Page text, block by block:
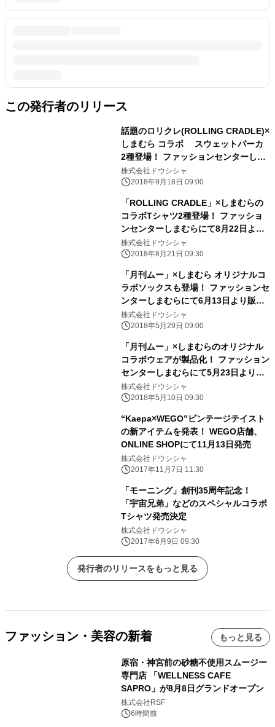
この発行者のリリース
話題のロリクレ(ROLLING CRADLE)×
しまむら コラボ スウェットパーカ
2種登場！ ファッションセンターしま
むらにて9月19日より販売開始
株式会社ドウシシャ
2018年9月18日 09:00
「ROLLING CRADLE」×しまむらの
コラボTシャツ2種登場！ ファッショ
ンセンターしまむらにて8月22日より
販売開始
株式会社ドウシシャ
2018年8月21日 09:30
「月刊ムー」×しまむら オリジナルコ
ラボソックスも登場！ ファッションセ
ンターしまむらにて6月13日より販売
開始 5月23日発売のアパレルに続き
販売開始
株式会社ドウシシャ
2018年5月29日 09:00
「月刊ムー」×しまむらのオリジナル
コラボウェアが製品化！ ファッション
センターしまむらにて5月23日より販
売開始
株式会社ドウシシャ
2018年5月10日 09:30
“Kaepa×WEGO”ビンテージテイスト
の新アイテムを発表！ WEGO店舗、
ONLINE SHOPにて11月13日発売
株式会社ドウシシャ
2017年11月7日 11:30
「モーニング」創刊35周年記念！
「宇宙兄弟」などのスペシャルコラボ
Tシャツ発売決定
株式会社ドウシシャ
2017年6月9日 09:30
発行者のリリースをもっと見る
ファッション・美容の新着 もっと見る
原宿・神宮前の砂糖不使用スムージー
専門店 「WELLNESS CAFE
SAPRO」が8月8日グランドオープン
株式会社RSF
6時間前